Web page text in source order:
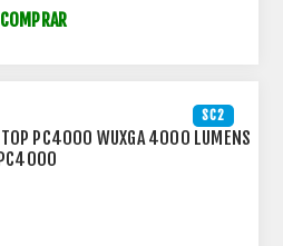
COMPRAR
SC2